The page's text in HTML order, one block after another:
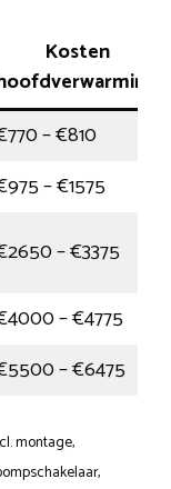
Kosten
– €810
– €1575
– €3375
– €4775
– €6475
montage,